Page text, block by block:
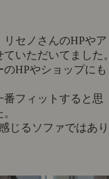
セノさんのHPやア
いただいてました
HPやショップにも
番フィットすると思
じるソファではあり